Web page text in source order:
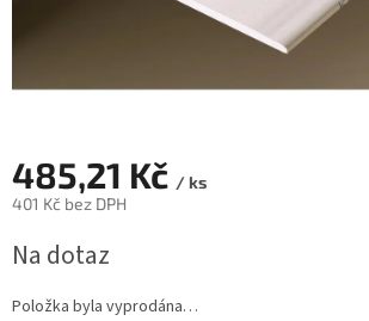
485,21 Kč / ks
401 Kč bez DPH
cena:
Na dotaz
Položka byla vyprodána…